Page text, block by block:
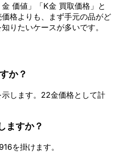
価値」「K金 買取価格」と
格よりも、まず手元の品がど
りたいケースが多いです。
か？
します。22金価格として計
ますか？
を掛けます。